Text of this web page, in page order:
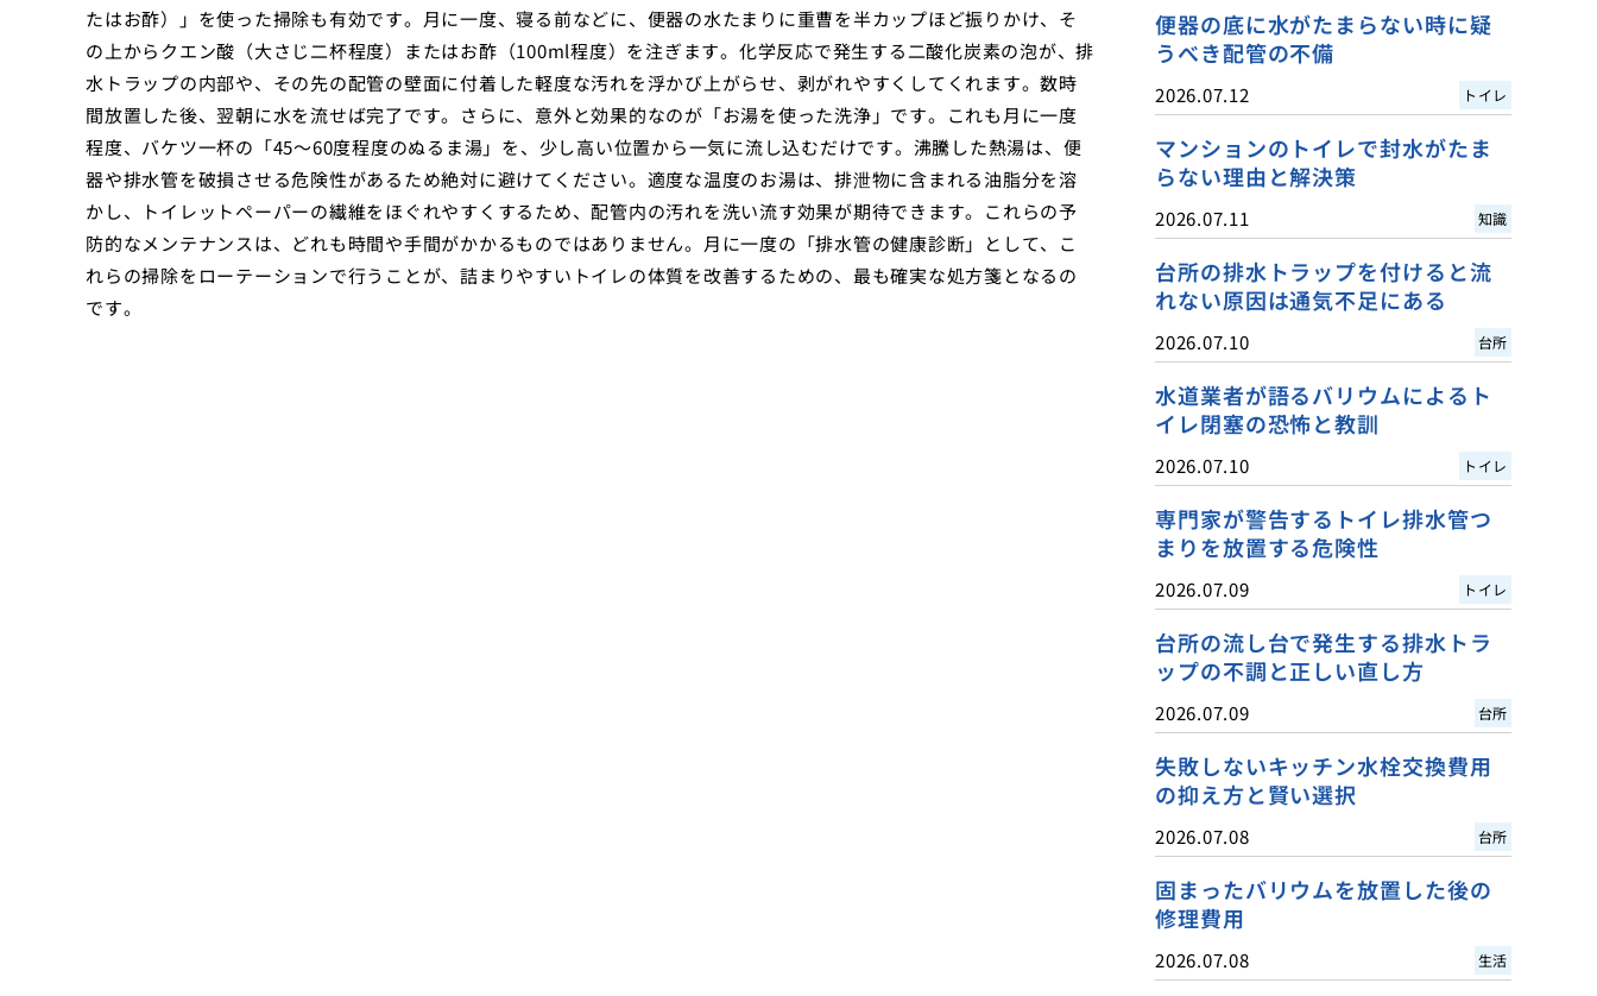
たはお酢）」を使った掃除も有効です。月に一度、寝る前などに、便器の水たまりに重曹を半カップほど振りかけ、そ
の上からクエン酸（大さじ二杯程度）またはお酢（100ml程度）を注ぎます。化学反応で発生する二酸化炭素の泡が、排
水トラップの内部や、その先の配管の壁面に付着した軽度な汚れを浮かび上がらせ、剥がれやすくしてくれます。数時
間放置した後、翌朝に水を流せば完了です。さらに、意外と効果的なのが「お湯を使った洗浄」です。これも月に一度
程度、バケツ一杯の「45〜60度程度のぬるま湯」を、少し高い位置から一気に流し込むだけです。沸騰した熱湯は、便
器や排水管を破損させる危険性があるため絶対に避けてください。適度な温度のお湯は、排泄物に含まれる油脂分を溶
かし、トイレットペーパーの繊維をほぐれやすくするため、配管内の汚れを洗い流す効果が期待できます。これらの予
防的なメンテナンスは、どれも時間や手間がかかるものではありません。月に一度の「排水管の健康診断」として、こ
れらの掃除をローテーションで行うことが、詰まりやすいトイレの体質を改善するための、最も確実な処方箋となるの
です。
便器の底に水がたまらない時に疑
うべき配管の不備
2026.07.12 トイレ
マンションのトイレで封水がたま
らない理由と解決策
2026.07.11 知識
台所の排水トラップを付けると流
れない原因は通気不足にある
2026.07.10 台所
水道業者が語るバリウムによるト
イレ閉塞の恐怖と教訓
2026.07.10 トイレ
専門家が警告するトイレ排水管つ
まりを放置する危険性
2026.07.09 トイレ
台所の流し台で発生する排水トラ
ップの不調と正しい直し方
2026.07.09 台所
失敗しないキッチン水栓交換費用
の抑え方と賢い選択
2026.07.08 台所
固まったバリウムを放置した後の
修理費用
2026.07.08 生活